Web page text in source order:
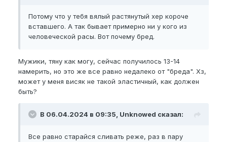
Потому что у тебя вялый растянутый хер короче
вставшего. А так бывает примерно ни у кого из
человеческой расы. Вот почему бред.
Мужики, тяну как могу, сейчас получилось 13-14
намерить, но это же все равно недалеко от "бреда". Хз,
может у меня висяк не такой эластичный, как должен
быть?
В 06.04.2024 в 09:35, Unknowed сказал:
Все равно старайся сливать реже, раз в пару